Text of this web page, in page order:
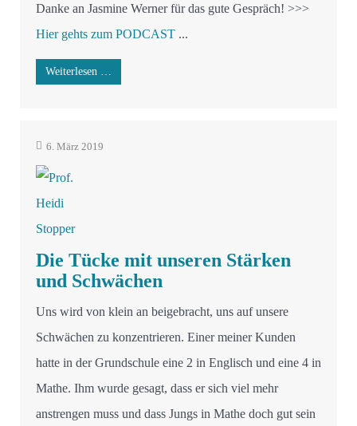
Danke an Jasmine Werner für das gute Gespräch! >>>
Hier gehts zum PODCAST ...
Weiterlesen …
6. März 2019
Die Tücke mit unseren Stärken
und Schwächen
Uns wird von klein an beigebracht, uns auf unsere
Schwächen zu konzentrieren. Einer meiner Kunden
hatte in der Grundschule eine 2 in Englisch und eine 4 in
Mathe. Ihm wurde gesagt, dass er sich viel mehr
anstrengen muss und dass Jungs in Mathe doch gut sein